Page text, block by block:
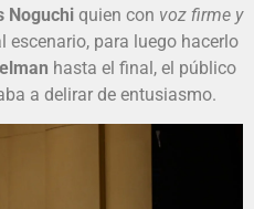
Noguchi quien con voz firme y
escenario, para luego hacerlo
hasta el final, el público
a delirar de entusiasmo.